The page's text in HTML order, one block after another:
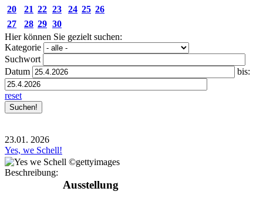
20
21 22 23 24 25 26
27
28 29 30
Hier können Sie gezielt suchen:
Kategorie
Suchwort
Datum
bis:
reset
23.01. 2026
Yes, we Schell!
Beschreibung:
Ausstellung